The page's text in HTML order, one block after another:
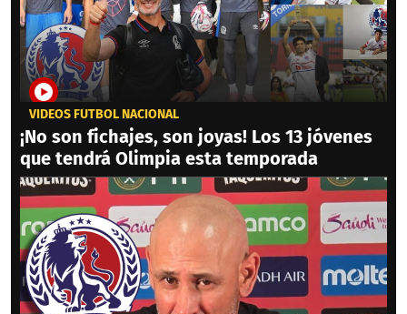
VIDEOS FÚTBOL NACIONAL
¡No son fichajes, son joyas! Los 13 jóvenes
que tendrá Olimpia esta temporada